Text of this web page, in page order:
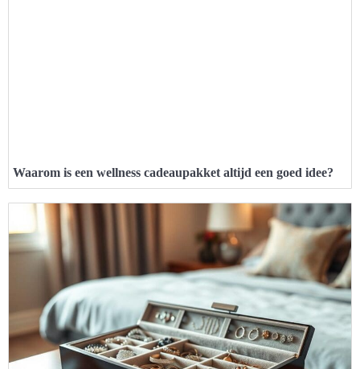
Waarom is een wellness cadeaupakket altijd een goed idee?